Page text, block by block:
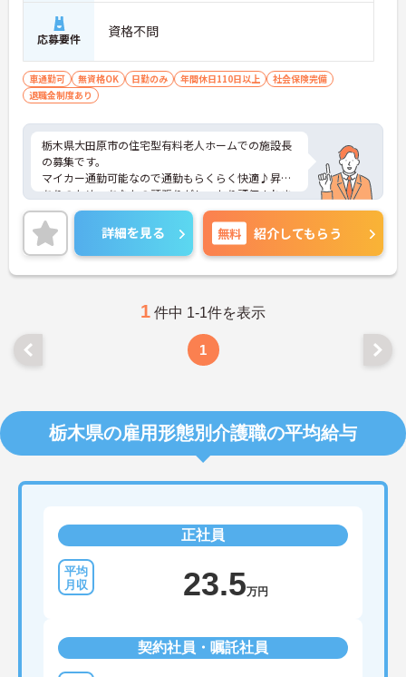
応募要件 資格不問
車通勤可 無資格OK 日勤のみ 年間休日110日以上
社会保険完備
退職金制度あり
栃木県大田原市の住宅型有料老人ホームでの施設長
の募集です。
マイカー通勤可能なので通勤もらくらく快適♪昇給
ありのため、あなたの頑張りがしっかり評価されま
す。
ご興味のある方は、面接のポイントをお伝えします
のでお気軽にお問い合せください。
詳細を見る 無料 紹介してもらう
1 件中 1-1件を表示
1
栃木県の雇用形態別介護職の平均給与
正社員
23.5万円
契約社員・嘱託社員